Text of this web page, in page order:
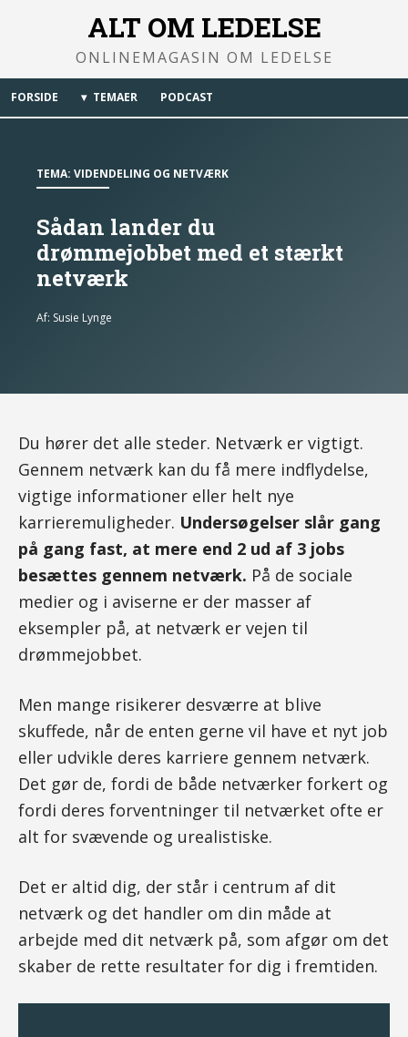
ALT OM LEDELSE
ONLINEMAGASIN OM LEDELSE
FORSIDE TEMAER PODCAST
TEMA: VIDENDELING OG NETVÆRK
Sådan lander du
drømmejobbet med et stærkt
netværk
Af: Susie Lynge
Du hører det alle steder. Netværk er vigtigt.
Gennem netværk kan du få mere indflydelse,
vigtige informationer eller helt nye
karrieremuligheder. Undersøgelser slår gang
på gang fast, at mere end 2 ud af 3 jobs
besættes gennem netværk. På de sociale
medier og i aviserne er der masser af
eksempler på, at netværk er vejen til
drømmejobbet.
Men mange risikerer desværre at blive
skuffede, når de enten gerne vil have et nyt job
eller udvikle deres karriere gennem netværk.
Det gør de, fordi de både netværker forkert og
fordi deres forventninger til netværket ofte er
alt for svævende og urealistiske.
Det er altid dig, der står i centrum af dit
netværk og det handler om din måde at
arbejde med dit netværk på, som afgør om det
skaber de rette resultater for dig i fremtiden.